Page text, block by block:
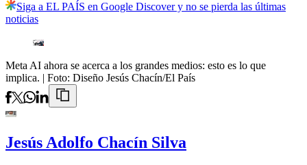
Siga a EL PAÍS en Google Discover y no se pierda las últimas
noticias
Meta AI ahora se acerca a los grandes medios: esto es lo que
implica. | Foto: Diseño Jesús Chacín/El País
Jesús Adolfo Chacín Silva